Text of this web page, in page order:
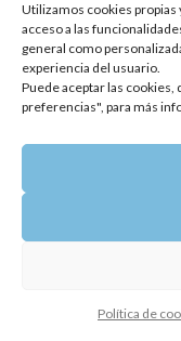
Utilizamos cookies
acceso a las
general como
experiencia del usuario.
Puede aceptar las cookies,
preferencias", para más
Política de
del aceite
Hoy por hoy bajo una
puro o 100%